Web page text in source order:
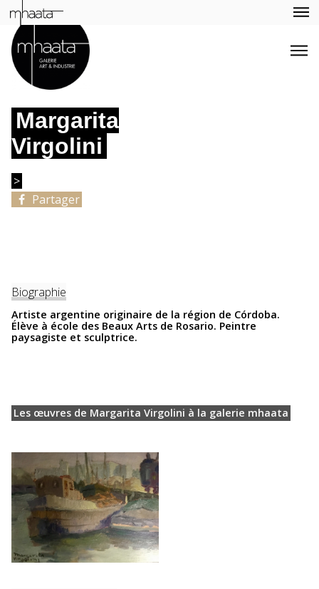
Margarita
Virgolini
>
Partager
Biographie
Artiste argentine originaire de la région de Córdoba.
Élève à école des Beaux Arts de Rosario. Peintre
paysagiste et sculptrice.
Les œuvres de Margarita Virgolini à la galerie mhaata